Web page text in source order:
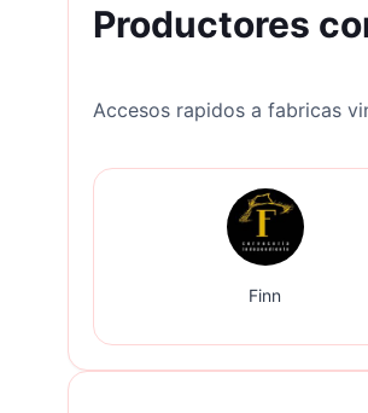
Productores
Accesos rapidos a fabricas
Finn